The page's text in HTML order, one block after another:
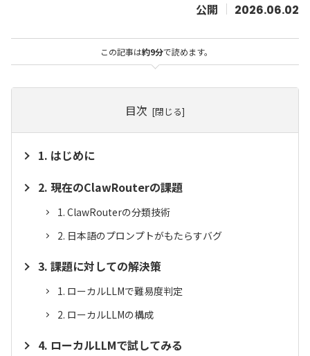
2026.06.02
この記事は約9分で読めます。
目次
はじめに
現在のClawRouterの課題
ClawRouterの分類技術
日本語のプロンプトがもたらすバグ
課題に対しての解決策
ローカルLLMで難易度判定
ローカルLLMの構成
ローカルLLMで試してみる